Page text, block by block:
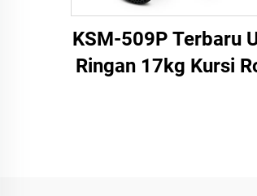
KSM-509P Terbaru
Ringan 17kg Kursi